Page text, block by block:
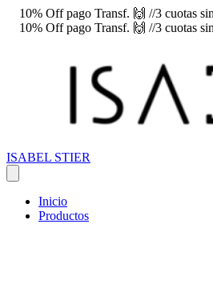
10% Off pago Transf. 🙌 //3 cuotas
10% Off pago Transf. 🙌 //3 cuotas
ISABEL STIER
Inicio
Productos